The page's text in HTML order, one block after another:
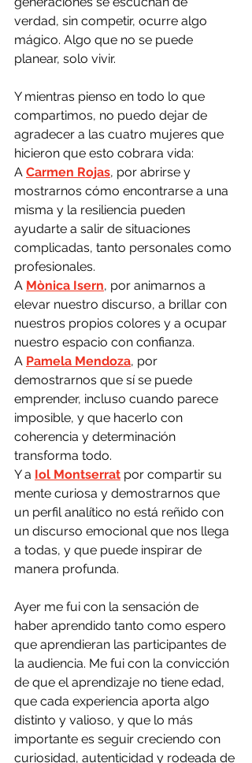
verdad, sin competir, ocurre algo
mágico. Algo que no se puede
planear, solo vivir.
Y mientras pienso en todo lo que
compartimos, no puedo dejar de
agradecer a las cuatro mujeres que
hicieron que esto cobrara vida:
A Carmen Rojas, por abrirse y
mostrarnos cómo encontrarse a una
misma y la resiliencia pueden
ayudarte a salir de situaciones
complicadas, tanto personales como
profesionales.
A Mònica Isern, por animarnos a
elevar nuestro discurso, a brillar con
nuestros propios colores y a ocupar
nuestro espacio con confianza.
A Pamela Mendoza, por
demostrarnos que sí se puede
emprender, incluso cuando parece
imposible, y que hacerlo con
coherencia y determinación
transforma todo.
Y a Iol Montserrat por compartir su
mente curiosa y demostrarnos que
un perfil analítico no está reñido con
un discurso emocional que nos llega
a todas, y que puede inspirar de
manera profunda.
Ayer me fui con la sensación de
haber aprendido tanto como espero
que aprendieran las participantes de
la audiencia. Me fui con la convicción
de que el aprendizaje no tiene edad,
que cada experiencia aporta algo
distinto y valioso, y que lo más
importante es seguir creciendo con
curiosidad, autenticidad y rodeada de